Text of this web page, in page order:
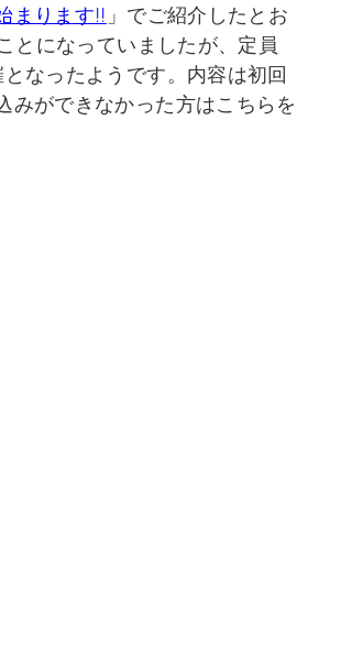
まります!! 」でご紹介したとお
とになっていましたが、定員
なったようです。内容は初回
みができなかった方はこちらを